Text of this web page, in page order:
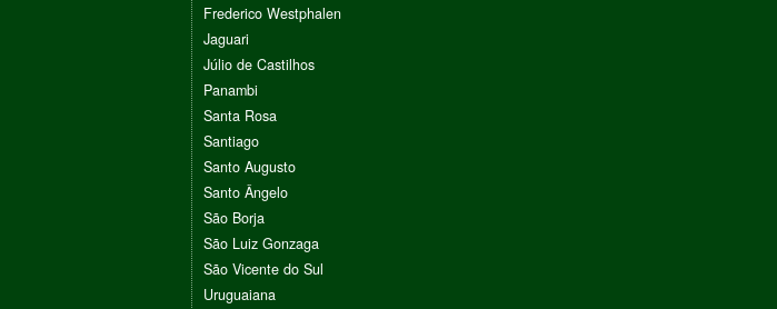
Frederico Westphalen
Jaguari
Júlio de Castilhos
Panambi
Santa Rosa
Santiago
Santo Augusto
Santo Ângelo
São Borja
São Luiz Gonzaga
São Vicente do Sul
Uruguaiana